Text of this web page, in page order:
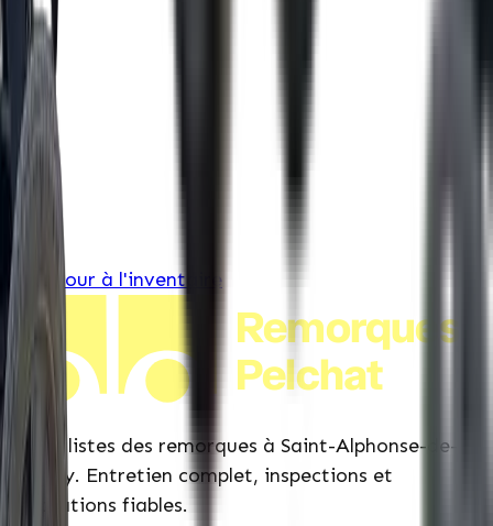
&bull; PRODUIT FOREST RIVER
← Retour à l'inventaire
Remorques
Pelchat
Spécialistes des remorques à Saint-Alphonse-de-
Granby. Entretien complet, inspections et
réparations fiables.